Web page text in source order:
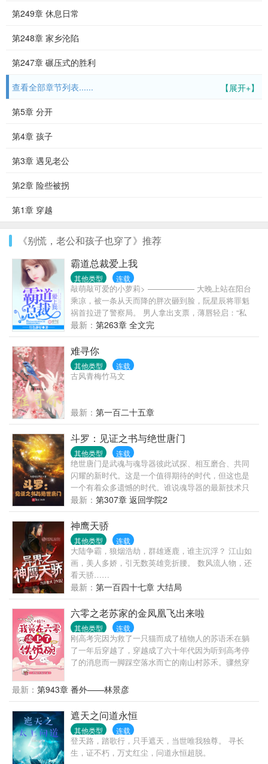
第249章 休息日常
第248章 家乡沦陷
第247章 碾压式的胜利
【展开+】
查看全部章节列表......
第5章 分开
第4章 孩子
第3章 遇见老公
第2章 险些被拐
第1章 穿越
《别慌，老公和孩子也穿了》推荐
霸道总裁爱上我
其他类型 连载
敲萌敲可爱的小萝莉> —————— 大晚上站在阳台
乘凉，被一条从天而降的胖次砸到脸，阮星辰将罪魁
祸首拉进了警察局。 男人拿出支票，薄唇轻启：“私
了。” “……” 好吧，被胖次砸一下，十万块钱轻松到
手，这是好事。 随后就其他赔偿事宜，男人再次丢出
一张支票，“只摸了一边，五万。” 阮星辰才明白，原
来在男人眼中，欧派是分单双的。 …… 后来，阮星辰
发现怪大叔他不仅是个三十多岁的老光棍，还是某跨
国企业的大总裁。 再后来，她陷入困境，总裁大叔向
坏人我替你收拾。” 条件太过诱人，于是阮星辰欢欢喜
喜的把自己嫁了。 然而婚后—— “眼睛只能看我，心
里只能想我，远离除了我以外的所有男性。” “霸道！
大叔你简直不是人。” “嗯，你昨晚说我是禽 “……”
最新： 第263章 全文完
难寻你
其他类型 连载
古风青梅竹马文
最新： 第一百二十五章
斗罗：见证之书与绝世唐门
其他类型 连载
绝世唐门是武魂与魂导器彼此试探、相互磨合、共同
闪耀的新时代。这是一个值得期待的时代，但这也是
一个有着众多遗憾的时代。谁说魂导器的最新技术只
能在日月大陆寻找？谁说关爱小师弟的师姐只能在大
结局团圆？在见证之书的见证下，让斗罗大陆提前迎
来魂导器盛世吧。
最新： 第307章 返回学院2
神鹰天骄
其他类型 连载
大陆争霸，狼烟浩劫，群雄逐鹿，谁主沉浮？ 江山如
画，美人多娇，引无数英雄竞折腰。 数风流人物，还
看天骄……
最新： 第一百四十七章 大结局
六零之老苏家的金凤凰飞出来啦
其他类型 连载
刚高考完因为救了一只猫而成了植物人的苏语禾在躺
了一年后穿越了，穿越成了六十年代因为听到高考停
了的消息而一脚踩空落水而亡的南山村苏禾。骤然穿
纸，苏禾很不适应，但还要面临找工作的压力……
哎，她还是个孩子啊，还有她刚考上的大学啊，没
啦！！！……认清事实后，苏禾开始了在六十年代的
求生生涯，并且一不小心，竟然端上了铁饭碗，还把
整个老苏家都带起来了！不止活成了人人羡慕的样
子，还有了幸福的家庭，日子过得风生水起，在六七
十年代，活出了她想要的生活……
最新： 第943章 番外——林景彦
遮天之问道永恒
其他类型 连载
登天路，踏歌行，只手遮天，当世唯我独尊。 寻长
生，证不朽，万丈红尘，问道永恒超脱。